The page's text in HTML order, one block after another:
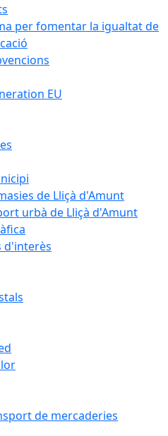
per fomentar la igualtat de
EU
de Lliçà d'Amunt
urbà de Lliçà d'Amunt
d'interès
de mercaderies